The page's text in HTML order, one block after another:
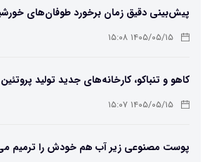
پیش‌بینی دقیق زمان برخورد طوفان‌های
ممکن شد
۱۴۰۵/۰۵/۱۵ ۱۵:۰۸
کاهو و تنباکو، کارخانه‌های جدید تولید
۱۴۰۵/۰۵/۱۵ ۱۵:۰۷
پوست مصنوعی زیر آب هم خودش را ترمیم